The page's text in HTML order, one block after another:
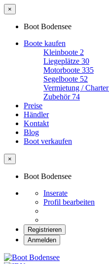
×
Boot Bodensee
Boote kaufen
Kleinboote 2
Liegeplätze 30
Motorboote 335
Segelboote 52
Vermietung / Charter
Zubehör 74
Preise
Händler
Kontakt
Blog
Boot verkaufen
×
Boot Bodensee
Inserate
Profil bearbeiten
Registrieren
Anmelden